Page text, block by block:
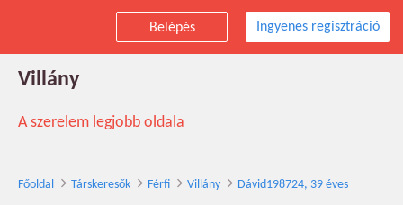
Belépés Ingyenes regisztráció
Dávid198724 társkereső férfi, 39 éves,
Villány
A szerelem legjobb oldala
Főoldal Társkeresők Férfi Villány Dávid198724, 39 éves